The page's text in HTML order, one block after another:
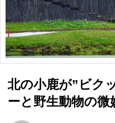
北の小鹿が”ビク
ーと野生動物の